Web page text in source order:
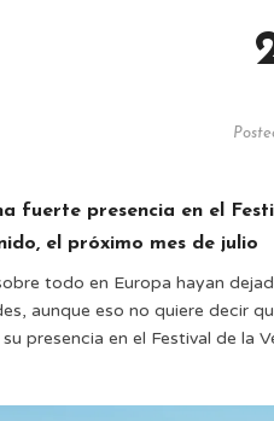
fuerte presencia en el
el próximo mes de julio
todo en Europa hayan
aunque eso no quiere decir
presencia en el Festival de la